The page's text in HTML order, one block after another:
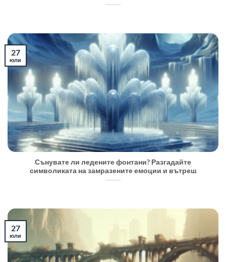
Сънувате ли ледените фонтани? Разгадайте
символиката на замразените емоции и вътреш
27
юли
27
юли